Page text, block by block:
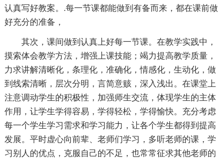
认真写好教案。.每一节课都能做到有备而来，都在课前做
好充分的准备，
其次，课间做到认真上好每一节课。在教学实践中，
摸索体会教学方法，增强上课技能；竭力提高教学质量，
力求讲解清晰化，条理化，准确化，情感化，生动化，做
到线索清晰，层次分明，言简意赅，深入浅出。在课堂上
注意调动学生的积极性，加强师生交流，体现学生的主体
作用，让学生学得容易，学得轻松，学得愉快。充分考虑
每一个学生学习需求和学习能力，让各个学生都得到提高
发展。平时虚心向前辈、老师们学习，多听老师的课，学
习别人的优点，克服自己的不足，也常常征求其他老师的